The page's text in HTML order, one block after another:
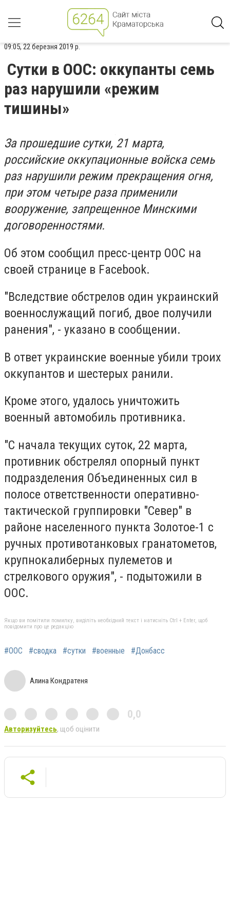
09:05, 22 березня 2019 р.
Сутки в ООС: оккупанты семь
раз нарушили «режим
тишины»
За прошедшие сутки, 21 марта,
российские оккупационные войска семь
раз нарушили режим прекращения огня,
при этом четыре раза применили
вооружение, запрещенное Минскими
договоренностями.
Об этом сообщил пресс-центр ООС на
своей странице в Facebook.
"Вследствие обстрелов один украинский
военнослужащий погиб, двое получили
ранения", - указано в сообщении.
В ответ украинские военные убили троих
оккупантов и шестерых ранили.
Кроме этого, удалось уничтожить
военный автомобиль противника.
"С начала текущих суток, 22 марта,
противник обстрелял опорный пункт
подразделения Объединенных сил в
полосе ответственности оперативно-
тактической группировки "Север" в
районе населенного пункта Золотое-1 с
ручных противотанковых гранатометов,
крупнокалиберных пулеметов и
стрелкового оружия", - подытожили в
ООС.
Якщо ви помітили помилку, виділіть необхідний текст і натисніть Ctrl + Enter, щоб
повідомити про це редакцію
#ООС #сводка #сутки #военные #Донбасс
Алина Кондратеня
0,0
Авторизуйтесь, щоб оцінити